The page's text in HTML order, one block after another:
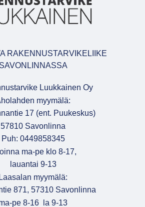
RAKENNUSTARVIKELIIKE
SAVONLINNASSA
Luukkainen Oy
myymälä:
17 (ent. Puukeskus)
57810 Savonlinna
Puh: 0449858345
ma-pe klo 8-17,
lauantai 9-13
Laasalan myymälä:
871, 57310 Savonlinna
pe 8-16 la 9-13